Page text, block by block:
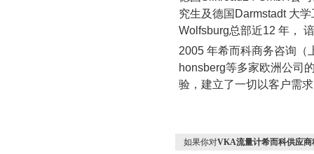
究生及德国 Darmstadt 大
Wolfsburg总部近12 年，
2005 年希而科商务咨询（
honsberg等多家欧洲公司
验，建立了一切以客户需
如果你对VKA流量计希而科供应商